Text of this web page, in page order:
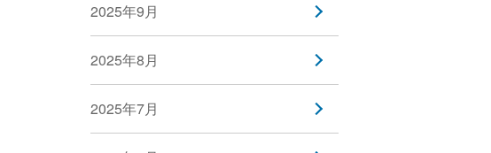
2025年9月
2025年8月
2025年7月